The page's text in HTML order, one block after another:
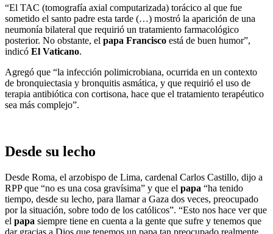
“El TAC (tomografía axial computarizada) torácico al que fue
sometido el santo padre esta tarde (…) mostró la aparición de una
neumonía bilateral que requirió un tratamiento farmacológico
posterior. No obstante, el papa Francisco está de buen humor”,
indicó El Vaticano.
Agregó que “la infección polimicrobiana, ocurrida en un contexto
de bronquiectasia y bronquitis asmática, y que requirió el uso de
terapia antibiótica con cortisona, hace que el tratamiento terapéutico
sea más complejo”.
Desde su lecho
Desde Roma, el arzobispo de Lima, cardenal Carlos Castillo, dijo a
RPP que “no es una cosa gravísima” y que el papa “ha tenido
tiempo, desde su lecho, para llamar a Gaza dos veces, preocupado
por la situación, sobre todo de los católicos”. “Esto nos hace ver que
el papa siempre tiene en cuenta a la gente que sufre y tenemos que
dar gracias a Dios que tenemos un papa tan preocupado realmente